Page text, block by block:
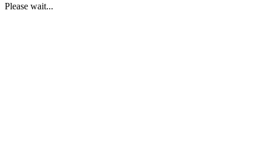
Please wait...